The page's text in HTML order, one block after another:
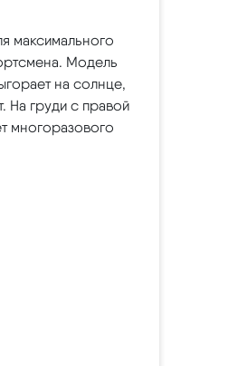
максимального
Модель
на солнце,
На груди с правой
многоразового